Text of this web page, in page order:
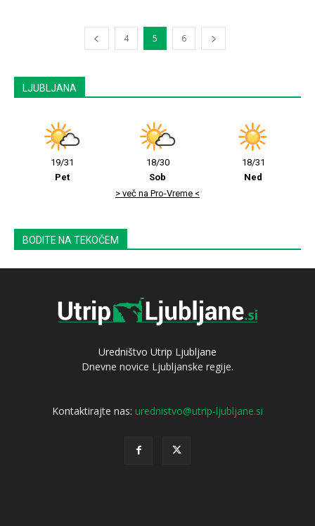
4 5 6
LJUBLJANA
19/31
Pet
18/30
Sob
18/31
Ned
> več na Pro-Vreme <
BODITE NA TEKOČEM
Uredništvo Utrip Ljubljane
Dnevne novice Ljubljanske regije.
Kontaktirajte nas: urednistvo@utrip-ljubljane.si